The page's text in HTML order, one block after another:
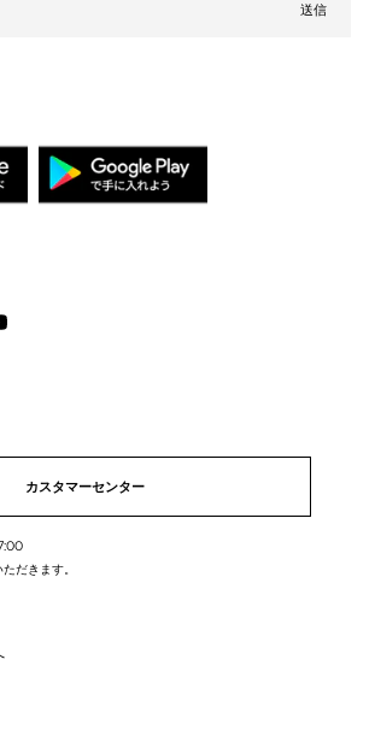
カスタマーセンター
だきます。